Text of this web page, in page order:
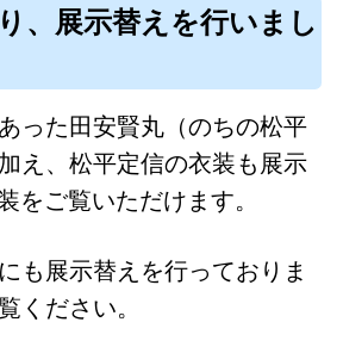
、展示替えを行いまし
った田安賢丸（のちの松平
え、松平定信の衣装も展示
をご覧いただけます。
も展示替えを行っておりま
ください。